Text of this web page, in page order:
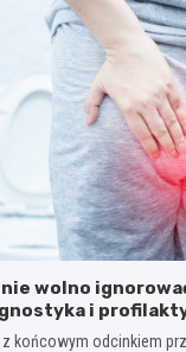
nie wolno
i
końcowym odcinkiem